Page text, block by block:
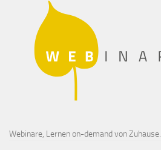
Webinare, Lernen on-demand von Zuhause.